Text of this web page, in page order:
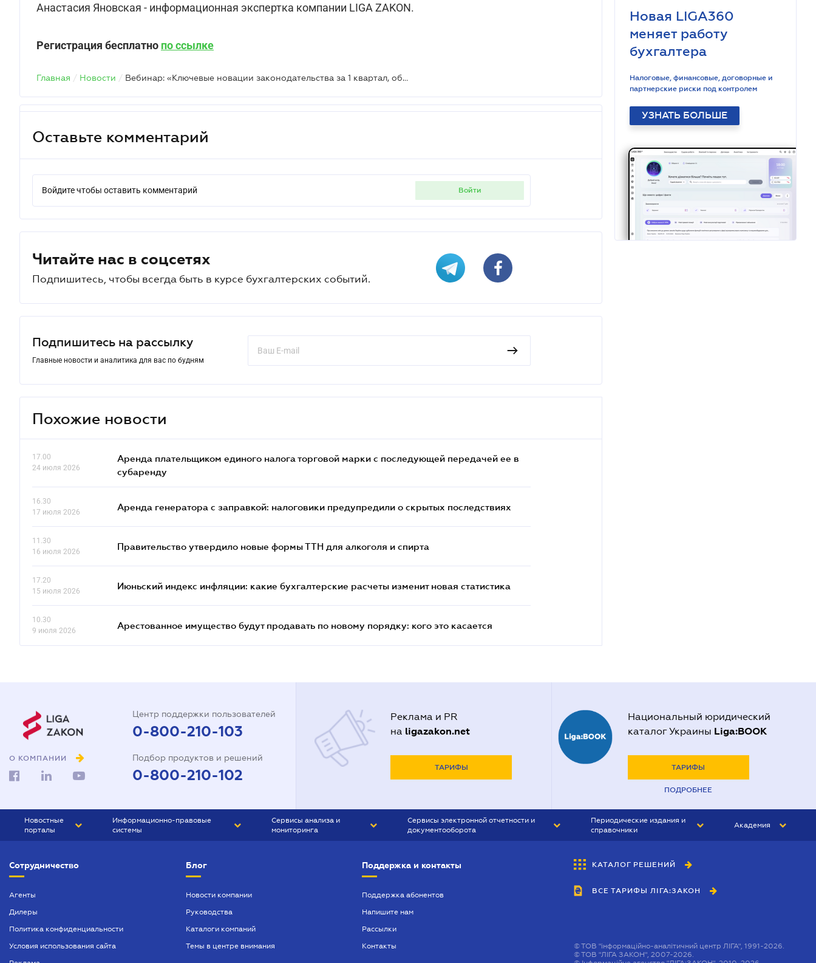
Анастасия Яновская - информационная экспертка компании LIGA ZAKON.
Регистрация бесплатно по ссылке
Главная / Новости / Вебинар: «Ключевые новации законодательства за 1 квартал, обновленная судебная практика, риски в сотрудничестве с контрагентами»
Оставьте комментарий
Войдите чтобы оставить комментарий войти
Читайте нас в соцсетях
Подпишитесь, чтобы всегда быть в курсе бухгалтерских событий.
Подпишитесь на рассылку
Главные новости и аналитика для вас по будням
Похожие новости
17.00
24 июля 2026
Аренда плательщиком единого налога торговой марки с последующей передачей ее в
субаренду
16.30
17 июля 2026
Аренда генератора с заправкой: налоговики предупредили о скрытых последствиях
11.30
16 июля 2026
Правительство утвердило новые формы ТТН для алкоголя и спирта
17.20
15 июля 2026
Июньский индекс инфляции: какие бухгалтерские расчеты изменит новая статистика
10.30
9 июля 2026
Арестованное имущество будут продавать по новому порядку: кого это касается
Новая LIGA360
меняет работу
бухгалтера
Налоговые, финансовые, договорные и
партнерские риски под контролем
УЗНАТЬ БОЛЬШЕ
О КОМПАНИИ
Центр поддержки пользователей
0-800-210-103
Подбор продуктов и решений
0-800-210-102
Реклама и PR
на ligazakon.net
ТАРИФЫ
Национальный юридический
каталог Украины Liga:BOOK
ТАРИФЫ
ПОДРОБНЕЕ
Новостные
порталы
БИЗНЕС
Информационно-правовые
системы
БУХГАЛТЕР ПРОФ
ЮРИСТ ПРОФ
Сервисы анализа и
мониторинга
Сервисы электронной отчетности и
документооборота
Периодические издания и
справочники
БУХГАЛТЕР&ЗАКОН
ВЕСТНИК МСФО
Академия
Сотрудничество
Агенты
Дилеры
Политика конфиденциальности
Условия использования сайта
Блог
Новости компании
Руководства
Каталоги компаний
Темы в центре внимания
Поддержка и контакты
Поддержка абонентов
Напишите нам
Рассылки
Контакты
КАТАЛОГ РЕШЕНИЙ
ВСЕ ТАРИФЫ ЛІГА:ЗАКОН
©ТОВ "інформаційно-аналітичний центр ЛІГА", 1991-2026.
©ТОВ "ЛІГА ЗАКОН", 2007-2026.